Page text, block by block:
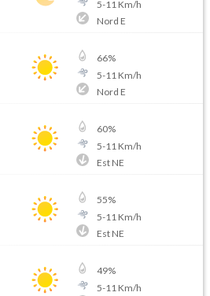
5-11 Km/h
Nord E
66%
5-11 Km/h
Nord E
60%
5-11 Km/h
Est NE
55%
5-11 Km/h
Est NE
49%
5-11 Km/h